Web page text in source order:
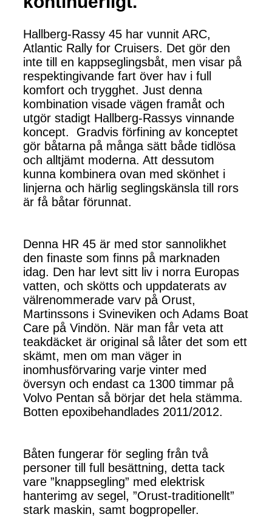
Hallberg-Rassy 45 har vunnit ARC,
Atlantic Rally for Cruisers. Det gör den
inte till en kappseglingsbåt, men visar på
respektingivande fart över hav i full
komfort och trygghet. Just denna
kombination visade vägen framåt och
utgör stadigt Hallberg-Rassys vinnande
koncept. Gradvis förfining av konceptet
gör båtarna på många sätt både tidlösa
och alltjämt moderna. Att dessutom
kunna kombinera ovan med skönhet i
linjerna och härlig seglingskänsla till rors
är få båtar förunnat.
Denna HR 45 är med stor sannolikhet
den finaste som finns på marknaden
idag. Den har levt sitt liv i norra Europas
vatten, och skötts och uppdaterats av
välrenommerade varv på Orust,
Martinssons i Svineviken och Adams Boat
Care på Vindön. När man får veta att
teakdäcket är original så låter det som ett
skämt, men om man väger in
inomhusförvaring varje vinter med
översyn och endast ca 1300 timmar på
Volvo Pentan så börjar det hela stämma.
Botten epoxibehandlades 2011/2012.
Båten fungerar för segling från två
personer till full besättning, detta tack
vare ”knappsegling” med elektrisk
hanterimg av segel, ”Orust-traditionellt”
stark maskin, samt bogpropeller.